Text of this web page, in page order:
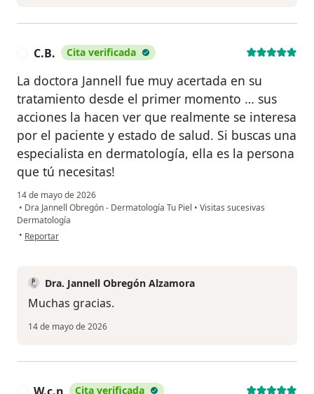
C.B. Cita verificada
La doctora Jannell fue muy acertada en su
tratamiento desde el primer momento … sus
acciones la hacen ver que realmente se interesa
por el paciente y estado de salud. Si buscas una
especialista en dermatología, ella es la persona
que tú necesitas!
14 de mayo de 2026
• Dra Jannell Obregón - Dermatología Tu Piel • Visitas sucesivas
Dermatología
• en opinión del usuario C.B.
Reportar
Dra. Jannell Obregón Alzamora
Muchas gracias.
14 de mayo de 2026
Cita verificada